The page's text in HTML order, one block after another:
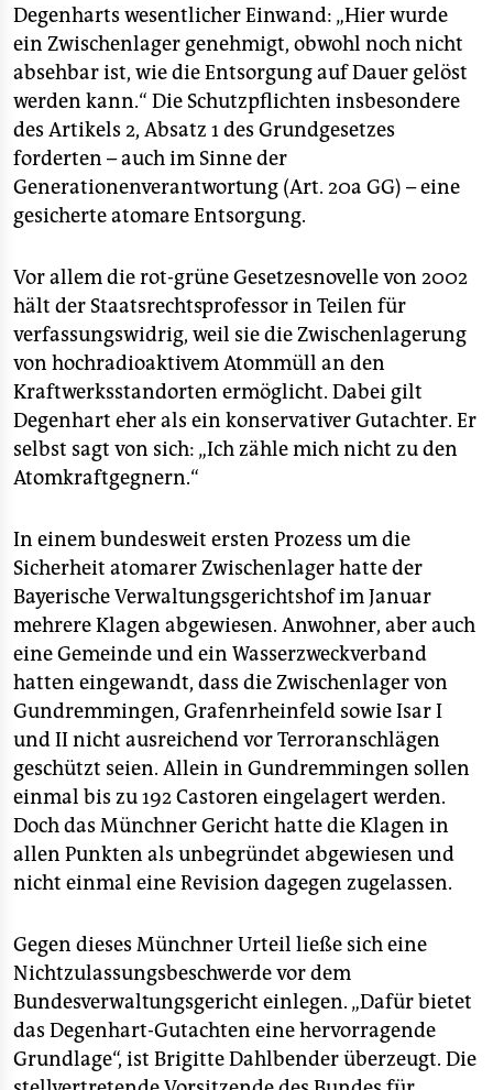
Degenharts wesentlicher Einwand: „Hier wurde
ein Zwischenlager genehmigt, obwohl noch nicht
absehbar ist, wie die Entsorgung auf Dauer gelöst
werden kann.“ Die Schutzpflichten insbesondere
des Artikels 2, Absatz 1 des Grundgesetzes
forderten – auch im Sinne der
Generationenverantwortung (Art. 20a GG) – eine
gesicherte atomare Entsorgung.
Vor allem die rot-grüne Gesetzesnovelle von 2002
hält der Staatsrechtsprofessor in Teilen für
verfassungswidrig, weil sie die Zwischenlagerung
von hochradioaktivem Atommüll an den
Kraftwerksstandorten ermöglicht. Dabei gilt
Degenhart eher als ein konservativer Gutachter. Er
selbst sagt von sich: „Ich zähle mich nicht zu den
Atomkraftgegnern.“
In einem bundesweit ersten Prozess um die
Sicherheit atomarer Zwischenlager hatte der
Bayerische Verwaltungsgerichtshof im Januar
mehrere Klagen abgewiesen. Anwohner, aber auch
eine Gemeinde und ein Wasserzweckverband
hatten eingewandt, dass die Zwischenlager von
Gundremmingen, Grafenrheinfeld sowie Isar I
und II nicht ausreichend vor Terroranschlägen
geschützt seien. Allein in Gundremmingen sollen
einmal bis zu 192 Castoren eingelagert werden.
Doch das Münchner Gericht hatte die Klagen in
allen Punkten als unbegründet abgewiesen und
nicht einmal eine Revision dagegen zugelassen.
Gegen dieses Münchner Urteil ließe sich eine
Nichtzulassungsbeschwerde vor dem
Bundesverwaltungsgericht einlegen. „Dafür bietet
das Degenhart-Gutachten eine hervorragende
Grundlage“, ist Brigitte Dahlbender überzeugt. Die